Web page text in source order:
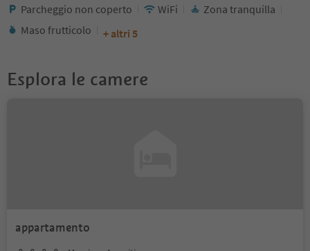
Parcheggio non coperto WiFi
Zona tranquilla
Maso frutticolo
+ altri 5
Esplora le camere
appartamento